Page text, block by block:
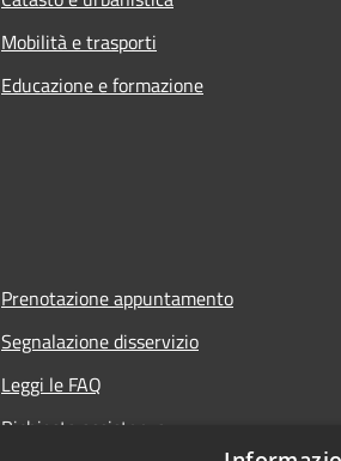
Mobilità e trasporti
Educazione e formazione
Prenotazione appuntamento
Segnalazione disservizio
Leggi le FAQ
Richiesta assistenza